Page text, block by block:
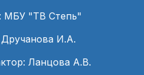
МБУ "ТВ Степь"
И.А.
Ланцова А.В.